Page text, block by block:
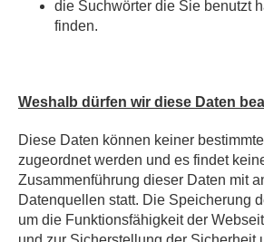
die Suchwörter die Sie benutzt
finden.
Weshalb dürfen wir diese Daten
Diese Daten können keiner
zugeordnet werden und es findet
Zusammenführung dieser Daten mit
Datenquellen statt. Die Speicherung
um die Funktionsfähigkeit der